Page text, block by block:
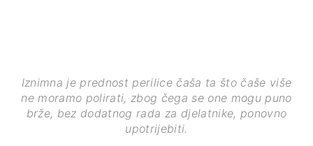
Iznimna je prednost perilice čaša ta što čaše više
ne moramo polirati, zbog čega se one mogu puno
brže, bez dodatnog rada za djelatnike, ponovno
upotrijebiti.